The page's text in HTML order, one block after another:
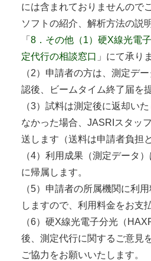
には含まれておりませんので
ソフトの紹介、解析方法の説
「 8．その他（1）硬X線光電
定代行の相談窓口 」にて承り
（2）申請者の方は、測定デ
認後、ビームタイム終了届を
（3）試料は測定後に返却い
なかった場合、JASRIスタッ
送します（送料は申請者負担
（4）利用成果（測定データ
に帰属します。
（5）申請者の所属機関に利
しますので、利用料金をお支
（6）硬X線光電子分光（
後、測定代行に関するご意見
ご協力をお願いいたします。